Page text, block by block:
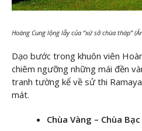
Hoàng Cung lộng lẫy của “xứ sở chùa tháp”
Dạo bước trong khuôn viên
chiêm ngưỡng những mái đền
tranh tường kể về sử thi
mát.
Chùa Vàng – Chùa Bạc